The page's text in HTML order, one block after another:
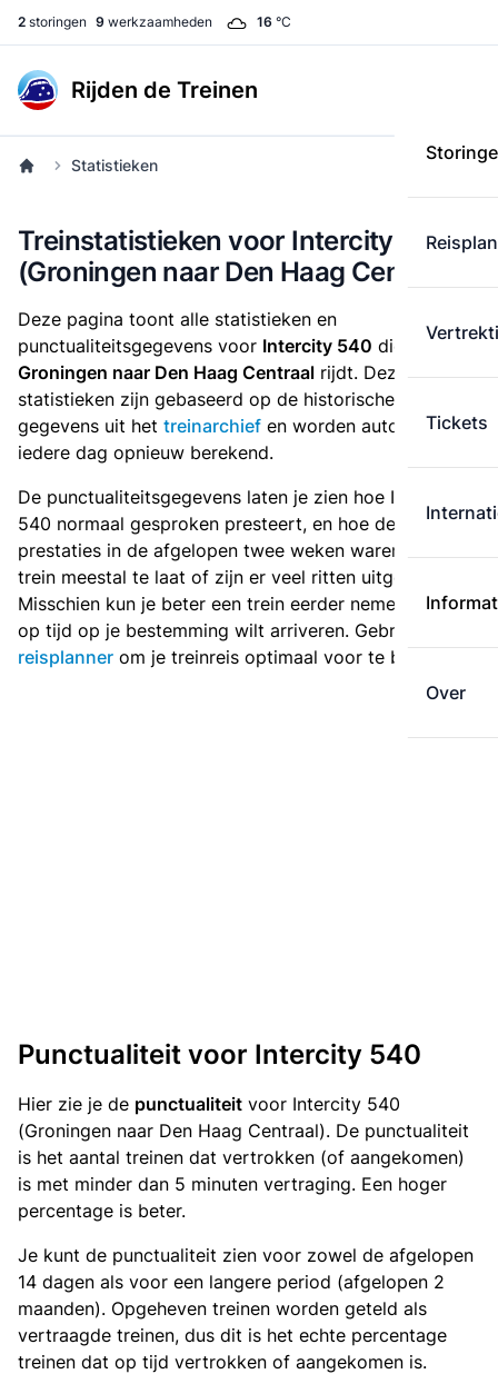
2 storingen 9 werkzaamheden 16 °C
Rijden de Treinen
Tickets
Over
Statistieken
Treinstatistieken voor Intercity 540
(Groningen naar Den Haag Centraal)
Deze pagina toont alle statistieken en
punctualiteitsgegevens voor Intercity 540 die
van
Groningen naar Den Haag Centraal rijdt. Deze
statistieken zijn gebaseerd op de historische
gegevens uit het treinarchief en worden automatisch
iedere dag opnieuw berekend.
De punctualiteitsgegevens laten je zien hoe Intercity
540 normaal gesproken presteert, en hoe de
prestaties in de afgelopen twee weken waren. Is deze
trein meestal te laat of zijn er veel ritten uitgevallen?
Misschien kun je beter een trein eerder nemen als je
op tijd op je bestemming wilt arriveren. Gebruik de
reisplanner om je treinreis optimaal voor te bereiden.
Punctualiteit voor Intercity 540
Hier zie je de punctualiteit voor Intercity 540
(Groningen naar Den Haag Centraal). De punctualiteit
is het aantal treinen dat vertrokken (of aangekomen)
is met minder dan 5 minuten vertraging. Een hoger
percentage is beter.
Je kunt de punctualiteit zien voor zowel de afgelopen
14 dagen als voor een langere period (afgelopen 2
maanden). Opgeheven treinen worden geteld als
vertraagde treinen, dus dit is het echte percentage
treinen dat op tijd vertrokken of aangekomen is.